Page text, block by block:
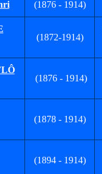
(1876 - 1914)
(1872-1914)
(1876 - 1914)
(1878 - 1914)
(1894 - 1914)